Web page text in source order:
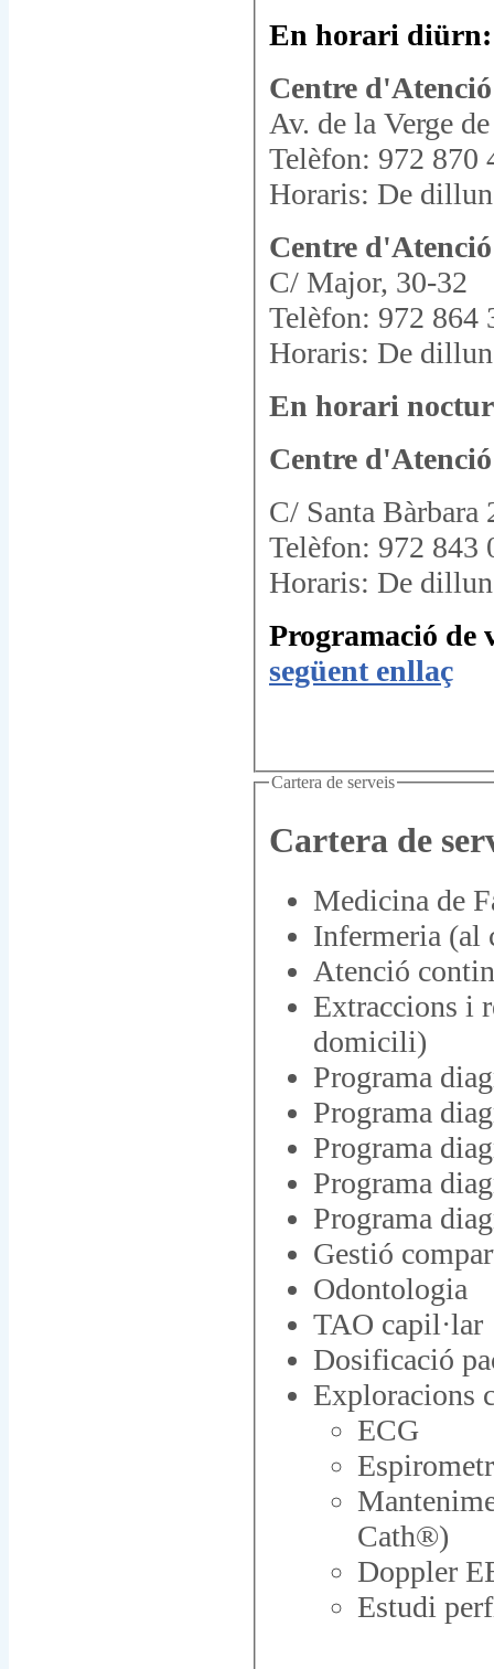
En horari diürn:
Centre
Av. de la Verge
Telèfon: 972 870
Horaris: De
Centre
C/ Major, 30-32
Telèfon: 972 864
Horaris: De
En horari
Centre
C/ Santa Bàrbara
Telèfon: 972 843
Horaris: De
Programació de
següent enllaç
Cartera de serveis
Cartera de
Medicina de
Infermeria (al
Atenció
Extraccions i
domicili)
Programa
Programa
Programa
Programa
Programa
Gestió
Odontologia
TAO capil·lar
Dosificació
Exploracions
ECG
Cath®)
Doppler
Estudi